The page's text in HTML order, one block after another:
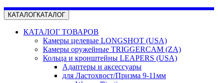
КАТАЛОГКАТАЛОГ
КАТАЛОГ ТОВАРОВ
Камеры целевые LONGSHOT (USA)
Камеры оружейные TRIGGERCAM (ZA)
Кольца и кронштейны LEAPERS (USA)
Адаптеры и аксессуары
для Ластохвост/Призма 9-11мм